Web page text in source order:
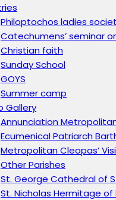
Philoptochos ladies
Catechumens’ seminar
Christian faith
Sunday School
GOYS
Summer camp
Gallery
Annunciation
Ecumenical Patriarch
Metropolitan Cleopas’
Other Parishes
St. George Cathedral of
St. Nicholas Hermitage of